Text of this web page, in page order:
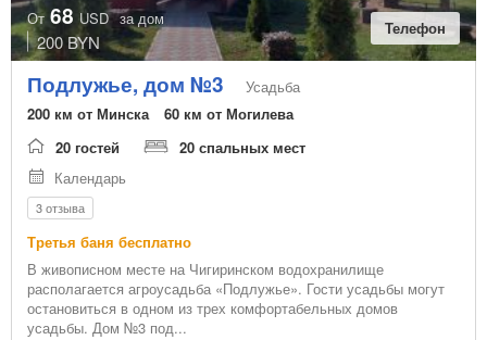
От 68 USD за дом
200 BYN
Телефон
Подлужье, дом №3
Усадьба
200 км от Минска
60 км от Могилева
20 гостей
20 спальных мест
Календарь
3 отзыва
Третья баня бесплатно
В живописном месте на Чигиринском водохранилище
располагается агроусадьба «Подлужье». Гости усадьбы могут
остановиться в одном из трех комфортабельных домов
усадьбы. Дом №3 под...